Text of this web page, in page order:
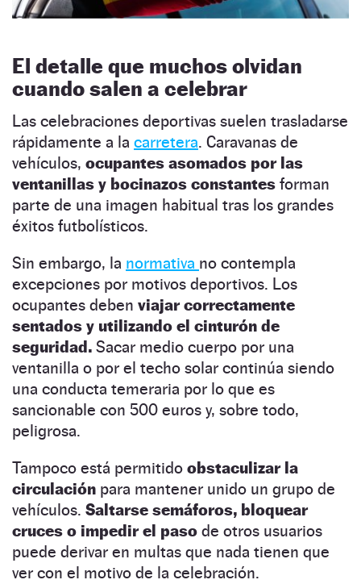
El detalle que muchos olvidan
cuando salen a celebrar
Las celebraciones deportivas suelen trasladarse
rápidamente a la carretera. Caravanas de
vehículos, ocupantes asomados por las
ventanillas y bocinazos constantes forman
parte de una imagen habitual tras los grandes
éxitos futbolísticos.
Sin embargo, la normativa no contempla
excepciones por motivos deportivos. Los
ocupantes deben viajar correctamente
sentados y utilizando el cinturón de
seguridad. Sacar medio cuerpo por una
ventanilla o por el techo solar continúa siendo
una conducta temeraria por lo que es
sancionable con 500 euros y, sobre todo,
peligrosa.
Tampoco está permitido obstaculizar la
circulación para mantener unido un grupo de
vehículos. Saltarse semáforos, bloquear
cruces o impedir el paso de otros usuarios
puede derivar en multas que nada tienen que
ver con el motivo de la celebración.